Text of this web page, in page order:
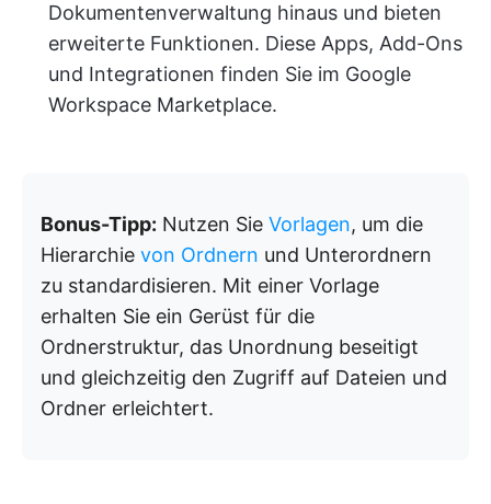
Dokumentenverwaltung hinaus und bieten
erweiterte Funktionen. Diese Apps, Add-Ons
und Integrationen finden Sie im Google
Workspace Marketplace.
Bonus-Tipp: Nutzen Sie Vorlagen, um die
Hierarchie von Ordnern und Unterordnern
zu standardisieren. Mit einer Vorlage
erhalten Sie ein Gerüst für die
Ordnerstruktur, das Unordnung beseitigt
und gleichzeitig den Zugriff auf Dateien und
Ordner erleichtert.